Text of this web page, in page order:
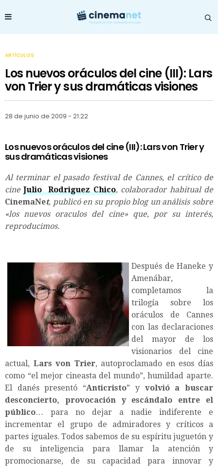
ARTÍCULOS
Los nuevos oráculos del cine (III): Lars
von Trier y sus dramáticas visiones
28 de junio de 2009 - 21:22
Los nuevos oráculos del cine (III): Lars von Trier y
sus dramáticas visiones
Al terminar el pasado festival de Cannes, el crítico de
cineJulio Rodriguez Chico, colaborador habitual de
CinemaNet, publicó en su propio blog un análisis sobre
«los nuevos oraculos del cine» que, por su interés,
reproducimos.
Después de Haneke y
Amenábar,
completamos la
trilogía sobre los
oráculos de Cannes
con las declaraciones
del mayor de los
visionarios del cine
actual, Lars von Trier, autoproclamado en esos días
como “el mejor cineasta del mundo”, humildad aparte.
El danés presentó “Anticristo” y volvió a buscar
desconcierto, provocación y escándalo entre el
público… para no dejar a nadie indiferente e
incrementar el grupo de admiradores y críticos a
partes iguales. Todos sabemos de su espíritu juguetón y
de su inteligencia para llamar la atención y
promocionarse, de su capacidad para innovar y